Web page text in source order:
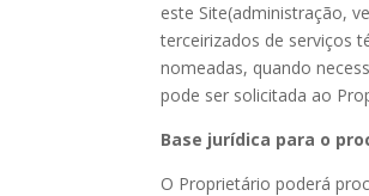
este Site(administração,
terceirizados de serviços
nomeadas, quando
pode ser solicitada ao
Base jurídica para o
O Proprietário poderá